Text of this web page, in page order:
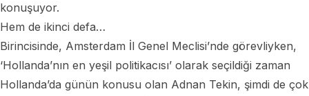
konuşuyor.
Hem de ikinci defa…
Birincisinde, Amsterdam İl Genel Meclisi’nde görevliyken,
‘Hollanda’nın en yeşil politikacısı’ olarak seçildiği zaman
Hollanda’da günün konusu olan Adnan Tekin, şimdi de çok